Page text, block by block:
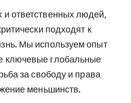
ответственных людей,
подходят к
Мы используем опыт
ключевые глобальные
за свободу и права
меньшинств.